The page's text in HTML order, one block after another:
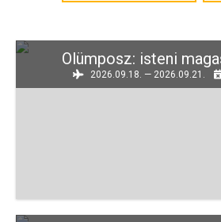
Olümposz: isteni
2026.09.18. — 2026.09.21.